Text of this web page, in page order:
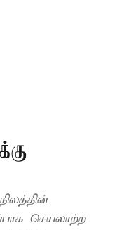
செயலாற்ற